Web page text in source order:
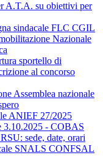
A.T.A. su obiettivi per
sindacale FLC CGIL
Nazionale
sportello di
al concorso
Assemblea nazionale
ANIEF 27/2025
3.10.2025 - COBAS
sede, date, orari
SNALS CONFSAL